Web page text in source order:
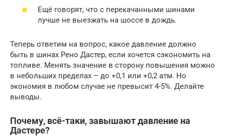
Ещё говорят, что с перекачанными шинами
лучше не выезжать на шоссе в дождь.
Теперь ответим на вопрос, какое давление должно
быть в шинах Рено Дастер, если хочется сэкономить на
топливе. Менять значение в сторону повышения можно
в небольших пределах – до +0,1 или +0,2 атм. Но
экономия в любом случае не превысит 4-5%. Делайте
выводы.
Почему, всё-таки, завышают давление на
Дастере?